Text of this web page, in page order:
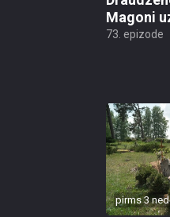
Magoni
73. epizode
pirms 3